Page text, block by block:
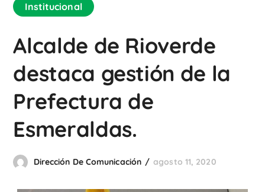
Institucional
Alcalde de Rioverde
destaca gestión de la
Prefectura de
Esmeraldas.
Dirección De Comunicación agosto 11, 2020